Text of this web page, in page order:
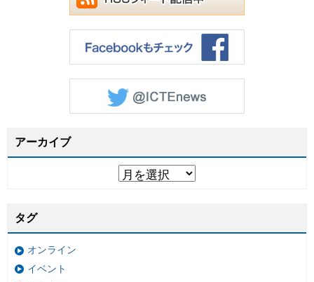
アーカイブ
タグ
オンライン
イベント